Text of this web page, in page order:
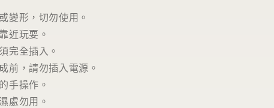
變形，切勿使用。
近玩耍。
完全插入。
前，請勿插入電源。
手操作。
處勿用。